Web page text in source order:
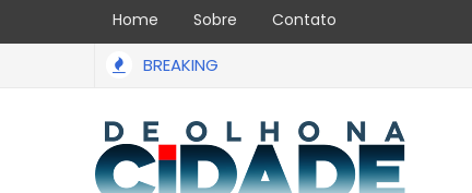
Home Sobre Contato
BREAKING